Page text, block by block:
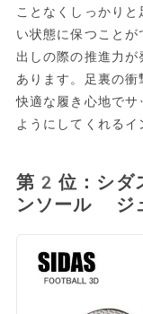
ことなくしっかり
い状態に保つことが
出しの際の推進力
あります。足裏の衝
快適な履き心地でサ
ようにしてくれるイ
第2位：シ
ンソール ジ